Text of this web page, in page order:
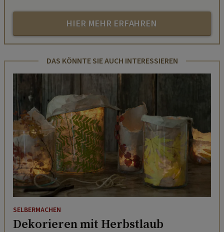
HIER MEHR ERFAHREN
DAS KÖNNTE SIE AUCH INTERESSIEREN
SELBERMACHEN
Dekorieren mit Herbstlaub